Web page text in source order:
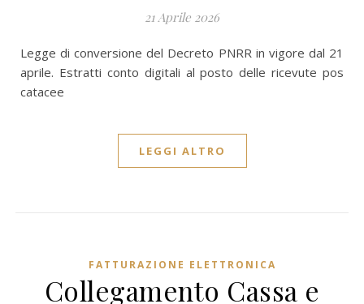
21 Aprile 2026
Legge di conversione del Decreto PNRR in vigore dal 21
aprile. Estratti conto digitali al posto delle ricevute pos
catacee
LEGGI ALTRO
FATTURAZIONE ELETTRONICA
Collegamento Cassa e